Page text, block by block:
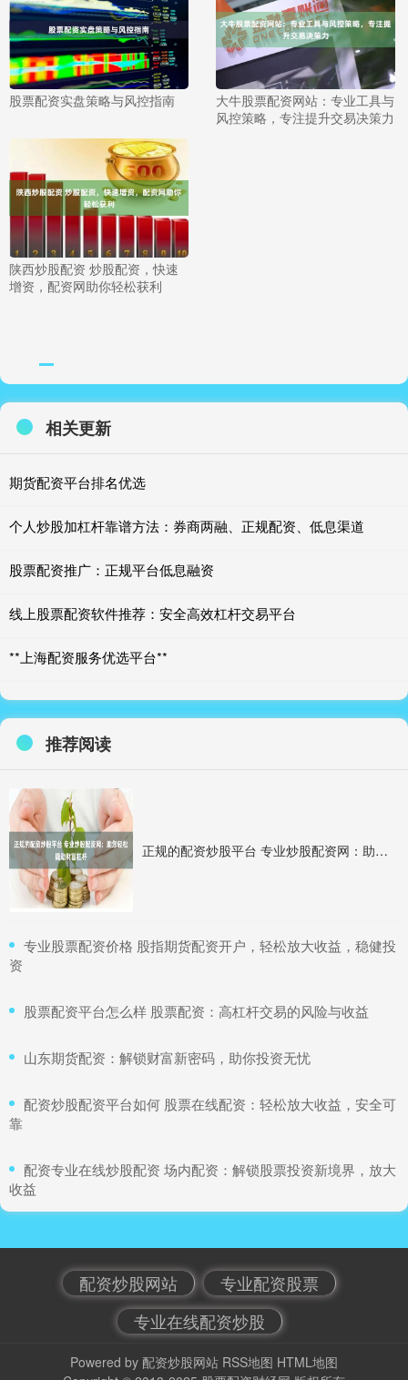
股票配资实盘策略与风控指南
大牛股票配资网站：专业工具与
风控策略，专注提升交易决策力
陕西炒股配资 炒股配资，快速
增资，配资网助你轻松获利
相关更新
期货配资平台排名优选
个人炒股加杠杆靠谱方法：券商两融、正规配资、低息渠道
股票配资推广：正规平台低息融资
线上股票配资软件推荐：安全高效杠杆交易平台
**上海配资服务优选平台**
推荐阅读
正规的配资炒股平台 专业炒股配资网：助您轻松撬动财富杠杆
​专业股票配资价格 股指期货配资开户，轻松放大收益，稳健投
资
​股票配资平台怎么样 股票配资：高杠杆交易的风险与收益
​山东期货配资：解锁财富新密码，助你投资无忧
​配资炒股配资平台如何 股票在线配资：轻松放大收益，安全可
靠
​配资专业在线炒股配资 场内配资：解锁股票投资新境界，放大
收益
配资炒股网站
专业配资股票
专业在线配资炒股
Powered by 配资炒股网站 RSS地图 HTML地图